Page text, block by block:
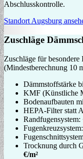
Abschlusskontrolle.
Standort Augsburg
Zuschläge
Zuschläge für
(Mindestberechnung 10
Dämmstoffstärke
KMF (Künstliche
Bodenaufbauten
HEPA-Filter statt
Randfugensystem:
Fugenkreuzsystem:
Trocknung durch
€/m²